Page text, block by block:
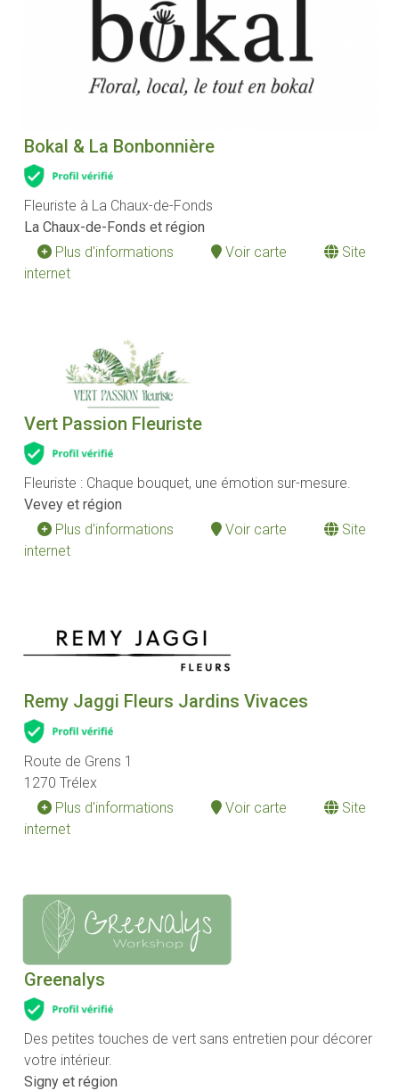
Bokal & La Bonbonnière
Fleuriste à La Chaux-de-Fonds
La Chaux-de-Fonds et région
Plus d'informations
Voir carte
Site
internet
Vert Passion Fleuriste
Fleuriste : Chaque bouquet, une émotion sur-mesure.
Vevey et région
Plus d'informations
Voir carte
Site
internet
Remy Jaggi Fleurs Jardins Vivaces
Route de Grens 1
1270 Trélex
Plus d'informations
Voir carte
Site
internet
Greenalys
Des petites touches de vert sans entretien pour décorer
votre intérieur.
Signy et région